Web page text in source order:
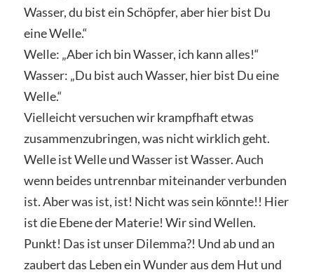
Wasser, du bist ein Schöpfer, aber hier bist Du
eine Welle.“
Welle: „Aber ich bin Wasser, ich kann alles!“
Wasser: „Du bist auch Wasser, hier bist Du eine
Welle.“
Vielleicht versuchen wir krampfhaft etwas
zusammenzubringen, was nicht wirklich geht.
Welle ist Welle und Wasser ist Wasser. Auch
wenn beides untrennbar miteinander verbunden
ist. Aber was ist, ist! Nicht was sein könnte!! Hier
ist die Ebene der Materie! Wir sind Wellen.
Punkt! Das ist unser Dilemma?! Und ab und an
zaubert das Leben ein Wunder aus dem Hut und